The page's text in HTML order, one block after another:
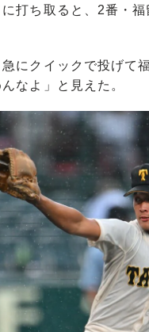
打ち取ると、2番・
にクイックで投げて
なよ」と見えた。